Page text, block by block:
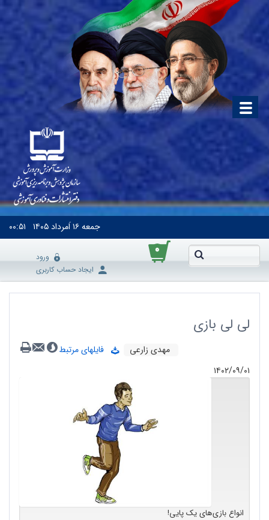
جمعه۱۶ اَمرداد ۱۴۰۵ ۰۰:۵۱
۰
ورود
ایجاد حساب کاربری
لی لی بازی
مهدی زارعی
فایلهای مرتبط
۱۴۰۲/۰۹/۰۱
انواع بازی‌های یک پایی!